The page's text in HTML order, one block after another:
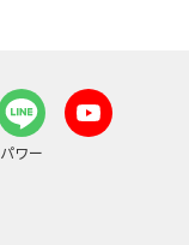
パワー